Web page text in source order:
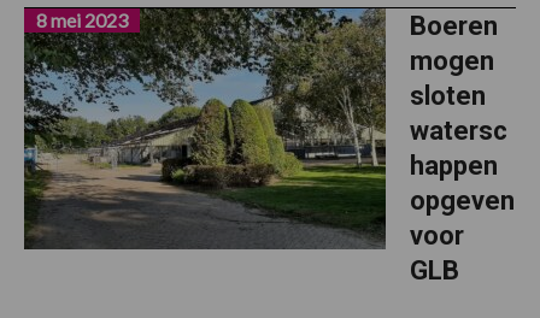
Boeren
mogen
sloten
watersc
happen
opgeven
voor
GLB
8 mei 2023